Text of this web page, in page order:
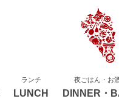
ランチ
LUNCH
夜ごはん・お
DINNER・